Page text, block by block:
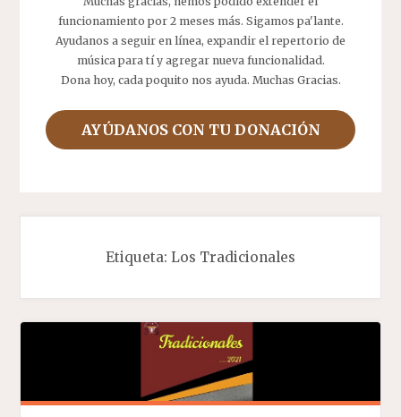
funcionamiento por 2 meses más. Sigamos pa'lante.
Ayudanos a seguir en línea, expandir el repertorio de
música para tí y agregar nueva funcionalidad.
Dona hoy, cada poquito nos ayuda. Muchas Gracias.
AYÚDANOS CON TU DONACIÓN
Etiqueta: Los Tradicionales